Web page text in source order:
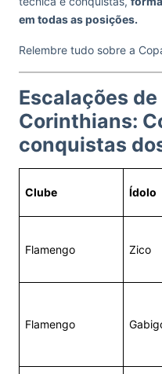
em todas as posições.
Relembre tudo sobre a
Escalações
Corinthians:
conquistas
Clube Ídolo
Flamengo Zico
Flamengo